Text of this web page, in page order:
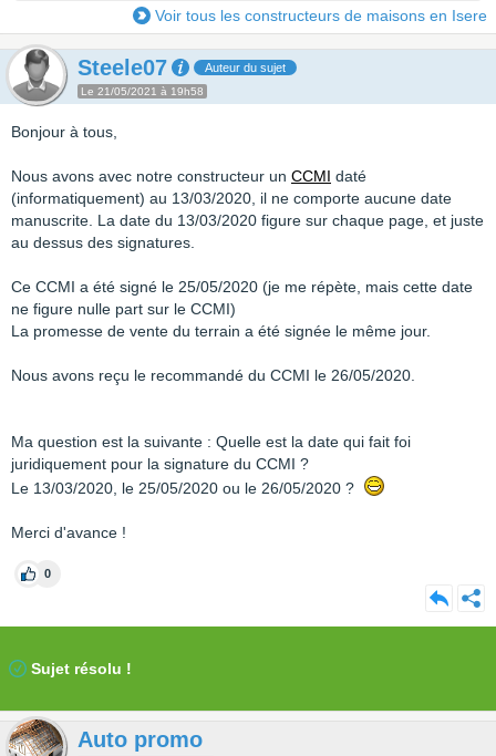
Voir tous les constructeurs de maisons en Isere
Steele07 Auteur du sujet
Le 21/05/2021 à 19h58
Bonjour à tous,
Nous avons avec notre constructeur un CCMI daté
(informatiquement) au 13/03/2020, il ne comporte aucune date
manuscrite. La date du 13/03/2020 figure sur chaque page, et juste
au dessus des signatures.
Ce CCMI a été signé le 25/05/2020 (je me répète, mais cette date
ne figure nulle part sur le CCMI)
La promesse de vente du terrain a été signée le même jour.
Nous avons reçu le recommandé du CCMI le 26/05/2020.
Ma question est la suivante : Quelle est la date qui fait foi
juridiquement pour la signature du CCMI ?
Le 13/03/2020, le 25/05/2020 ou le 26/05/2020 ?
Merci d'avance !
0
Sujet résolu !
Auto promo